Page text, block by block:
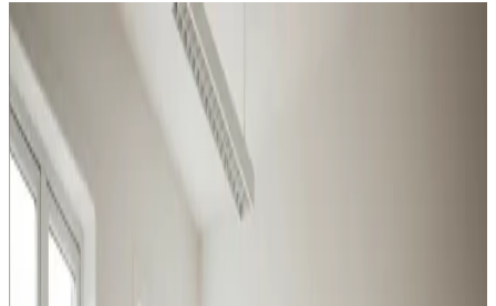
Industriventilation i Skanderborg —
alle brancher
Industri, produktion, lager og kontor i Skanderborg: vi
leverer ventilation der matcher belastningen og
overholder Arbejdstilsynets krav.
Procesventilation
Udsugning ved svejsning, slibning og kemikalier i
Skanderborg. Overholder Arbejdstilsynets krav.
Læs mere